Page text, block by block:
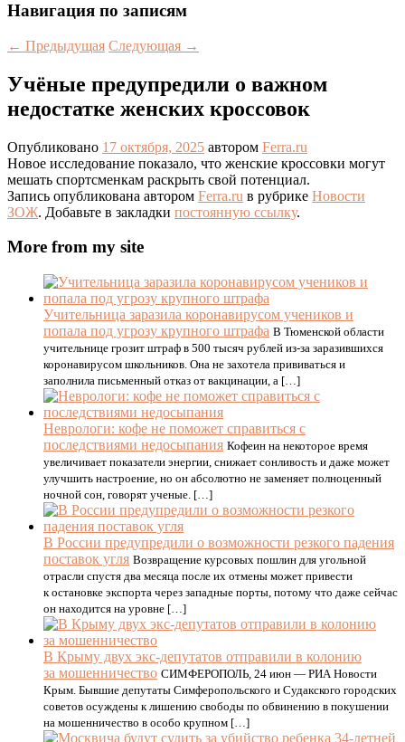
Навигация по записям
← Предыдущая Следующая →
Учёные предупредили о важном
недостатке женских кроссовок
Опубликовано 17 октября, 2025 автором Ferra.ru
Новое исследование показало, что женские кроссовки могут
мешать спортсменкам раскрыть свой потенциал.
Запись опубликована автором Ferra.ru в рубрике Новости
ЗОЖ. Добавьте в закладки постоянную ссылку.
More from my site
Учительница заразила коронавирусом учеников и
попала под угрозу крупного штрафа В Тюменской области
учительнице грозит штраф в 500 тысяч рублей из-за заразившихся
коронавирусом школьников. Она не захотела прививаться и
заполнила письменный отказ от вакцинации, а […]
Неврологи: кофе не поможет справиться с
последствиями недосыпания Кофеин на некоторое время
увеличивает показатели энергии, снижает сонливость и даже может
улучшить настроение, но он абсолютно не заменяет полноценный
ночной сон, говорят ученые. […]
В России предупредили о возможности резкого падения
поставок угля Возвращение курсовых пошлин для угольной
отрасли спустя два месяца после их отмены может привести
к остановке экспорта через западные порты, потому что даже сейчас
он находится на уровне […]
В Крыму двух экс-депутатов отправили в колонию
за мошенничество СИМФЕРОПОЛЬ, 24 июн — РИА Новости
Крым. Бывшие депутаты Симферопольского и Судакского городских
советов осуждены к лишению свободы по обвинению в покушении
на мошенничество в особо крупном […]